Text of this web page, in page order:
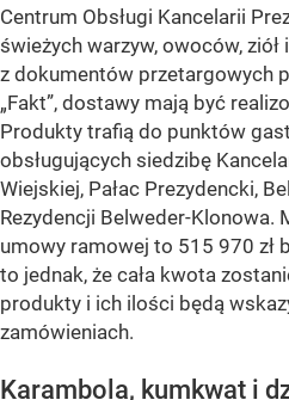
Centrum Obsługi Kancelarii
świeżych warzyw, owoców,
z dokumentów przetargowych
„Fakt”, dostawy mają być
Produkty trafią do punktów
obsługujących siedzibę
Wiejskiej, Pałac Prezydencki,
Rezydencji Belweder-Klonowa.
umowy ramowej to 515 970 zł
to jednak, że cała kwota
produkty i ich ilości będą
zamówieniach.
Karambola, kumkwat i